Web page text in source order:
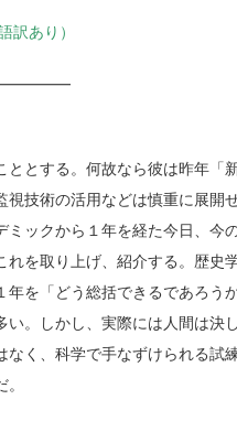
訳あり）
とする。何故なら彼は昨年「
技術の活用などは慎重に展開
ックから１年を経た今日、今
を取り上げ、紹介する。歴史
を「どう総括できるであろう
。しかし、実際には人間は決
く、科学で手なずけられる試